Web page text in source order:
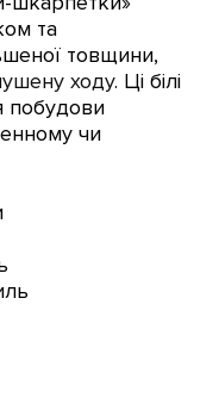
та
товщини,
ходу. Ці білі
побудови
чи